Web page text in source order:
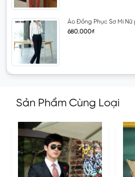
Áo Đồng Phục Sơ Mi Nữ
680.000₫
Sản Phẩm Cùng Loại